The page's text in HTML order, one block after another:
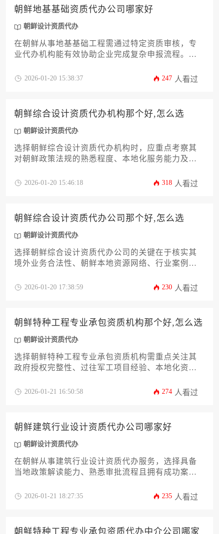
朝鲜地基基础资质代办公司哪家好
朝鲜设计资质代办
在朝鲜从事地基基础工程需通过特定资质审核，专
业代办机构能有效协助企业完成复杂申报流程。本
本地资源等维度评估优质代办公司的核心特征，并
2026-01-20 15:38:37 247 人看过
朝鲜综合设计资质代办机构那个好,怎么选
朝鲜设计资质代办
选择朝鲜综合设计资质代办机构时，应重点考察其
对朝鲜政策法规的熟悉程度、本地化服务能力及成
度、资源整合能力等核心维度，结合企业自身需求
2026-01-20 15:46:18 318 人看过
朝鲜综合设计资质代办公司那个好,怎么选
朝鲜设计资质代办
选择朝鲜综合设计资质代办公司的关键在于核实其
境外业务合法性、朝鲜本地资源网络、行业案例真
构背景与服务水平后再做决策。
2026-01-20 17:38:59 230 人看过
朝鲜特种工程专业承包资质机构那个好,怎么选
朝鲜设计资质代办
选择朝鲜特种工程专业承包资质机构需重点关注其
政府授权完整性、过往军工项目经验、本地化资源
资质代办机构进行合规性核查，确保工程承包合法
2026-01-21 16:50:58 274 人看过
朝鲜建筑行业设计资质代办公司哪家好
朝鲜设计资质代办
在朝鲜从事建筑行业设计资质代办服务，选择具备
当地政策解读能力、熟悉审批流程且拥有成功案例
的法律风险并提升资质获取效率。
2026-01-21 18:27:35 235 人看过
朝鲜特种工程专业承包资质代办中介公司哪家